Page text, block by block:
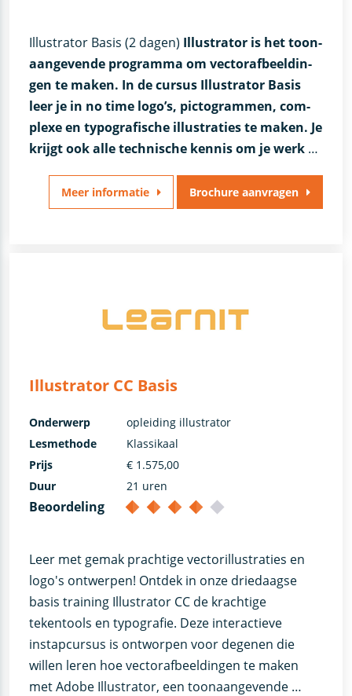
Illustrator Basis (2 dagen) Illustrator is het toon­
aan­gevende program­ma om vec­tor­afbeel­din­
gen te maken. In de cur­sus Illus­tra­tor Basis
leer je in no time logo’s, picto­gram­men, com­
plexe en typo­grafische illus­tra­ties te maken. Je
krijgt ook alle tech­nische ken­nis om je werk …
Meer informatie Brochure aanvragen
Illustrator CC Basis
Leer met gemak prachtige vectorillustraties en
logo's ontwerpen! Ontdek in onze driedaagse
basis training Illustrator CC de krachtige
tekentools en typografie. Deze interactieve
instapcursus is ontworpen voor degenen die
willen leren hoe vectorafbeeldingen te maken
met Adobe Illustrator, een toonaangevende …
Onderwerp
opleiding illustrator
Lesmethode
Klassikaal
Prijs
€ 1.575,00
Duur
21 uren
Beoordeling